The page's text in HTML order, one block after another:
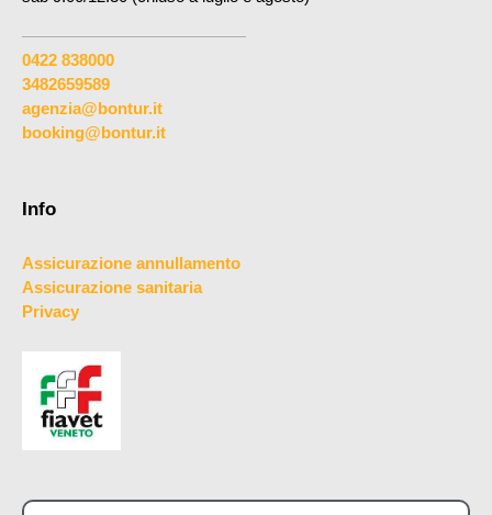
0422 838000
3482659589
agenzia@bontur.it
booking@bontur.it
Info
Assicurazione annullamento
Assicurazione sanitaria
Privacy